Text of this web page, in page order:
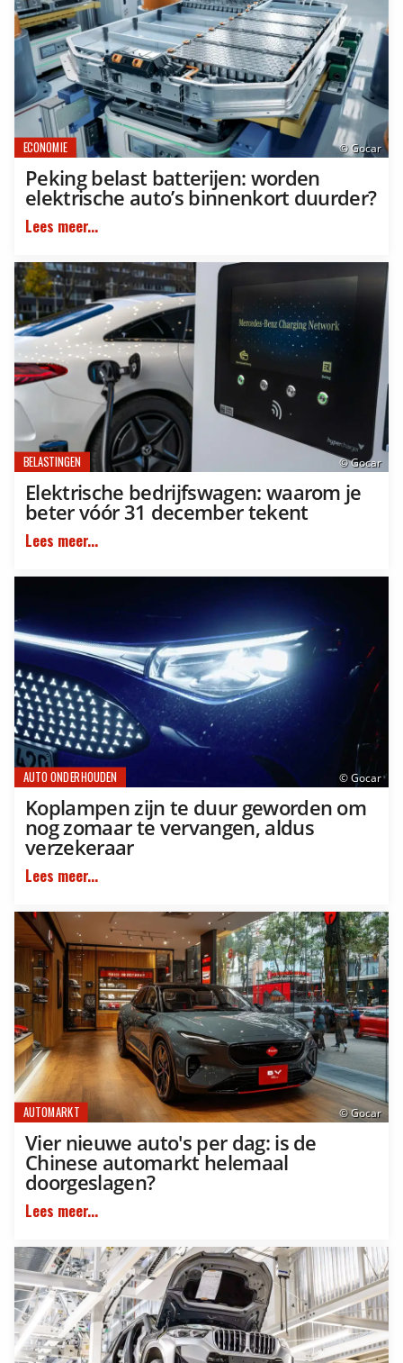
© Gocar
ECONOMIE
Peking belast batterijen: worden
elektrische auto’s binnenkort duurder?
Lees meer...
© Gocar
BELASTINGEN
Elektrische bedrijfswagen: waarom je
beter vóór 31 december tekent
Lees meer...
© Gocar
AUTO ONDERHOUDEN
Koplampen zijn te duur geworden om
nog zomaar te vervangen, aldus
verzekeraar
Lees meer...
© Gocar
AUTOMARKT
Vier nieuwe auto's per dag: is de
Chinese automarkt helemaal
doorgeslagen?
Lees meer...